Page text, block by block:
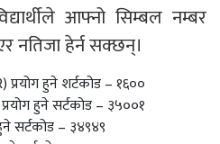
आफ्नो सिम्बल नम्बर
नतिजा हेर्न सक्छन्।
हुने शर्टकोड – १६००
हुने सर्टकोड – ३५००१
सर्टकोड – ३४९४९